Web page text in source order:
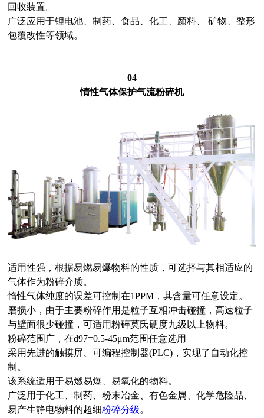
回收装置。
广泛应用于锂电池、制药、食品、化工、颜料、 矿物、整形
包覆改性等领域。
04
惰性气体保护气流粉碎机
适用性强，根据易燃易爆物料的性质，可选择与其相适应的
气体作为粉碎介质。
惰性气体纯度的误差可控制在1PPM，其含量可任意设定。
磨损小，由于主要粉碎作用是粒子互相冲击碰撞，高速粒子
与壁面很少碰撞，可适用粉碎莫氏硬度九级以上物料。
粉碎范围广，在d97=0.5-45μm范围任意选用
采用先进的触摸屏、可编程控制器(PLC)，实现了自动化控
制。
该系统适用于易燃易爆、易氧化的物料。
广泛用于化工、制药、粉末冶金、有色金属、化学危险品、
易产生静电物料的超细粉碎分级。